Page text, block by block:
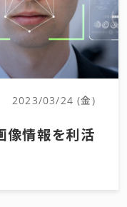
2023/03/24 (金)
像情報を利活